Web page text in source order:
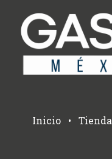
Inicio • Tienda